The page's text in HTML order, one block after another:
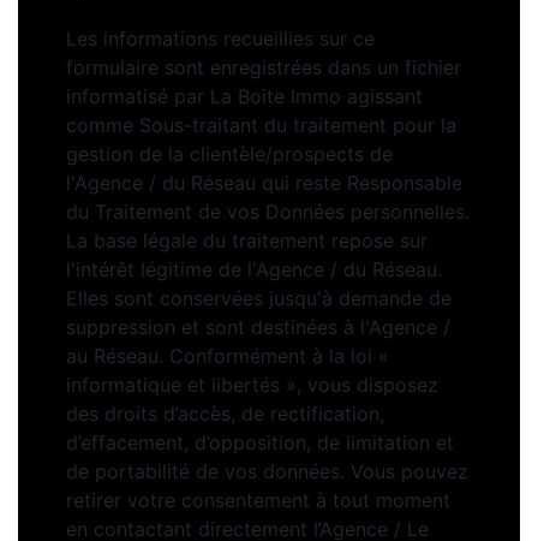
Les informations recueillies sur ce
formulaire sont enregistrées dans un fichier
informatisé par La Boite Immo agissant
comme Sous-traitant du traitement pour la
gestion de la clientèle/prospects de
l'Agence / du Réseau qui reste Responsable
du Traitement de vos Données personnelles.
La base légale du traitement repose sur
l'intérêt légitime de l'Agence / du Réseau.
Elles sont conservées jusqu'à demande de
suppression et sont destinées à l'Agence /
au Réseau. Conformément à la loi «
informatique et libertés », vous disposez
des droits d’accès, de rectification,
d’effacement, d’opposition, de limitation et
de portabilité de vos données. Vous pouvez
retirer votre consentement à tout moment
en contactant directement l’Agence / Le